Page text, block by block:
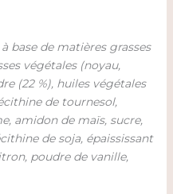
base de matières grasses
végétales (noyau,
(22 %), huiles végétales
de tournesol,
amidon de maïs, sucre,
de soja, épaississant
poudre de vanille,